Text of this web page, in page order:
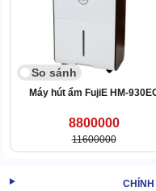
So sánh
Máy hút ẩm FujiE HM-
8800000
11600000